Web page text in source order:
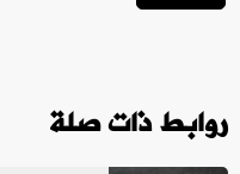
روابط ذات صلة